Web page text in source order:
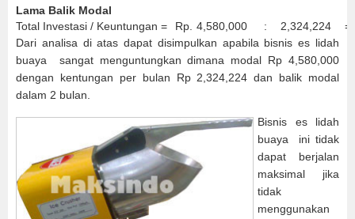
Lama Balik Modal
Total Investasi / Keuntungan =
Rp. 4,580,000 : 2,324,224
=
Dari analisa di atas dapat disimpulkan apabila bisnis es lidah
buaya sangat menguntungkan dimana modal Rp 4,580,000
dengan kentungan per bulan Rp 2,324,224 dan balik modal
dalam 2 bulan.
Bisnis es lidah
buaya ini tidak
dapat berjalan
maksimal jika
tidak
menggunakan